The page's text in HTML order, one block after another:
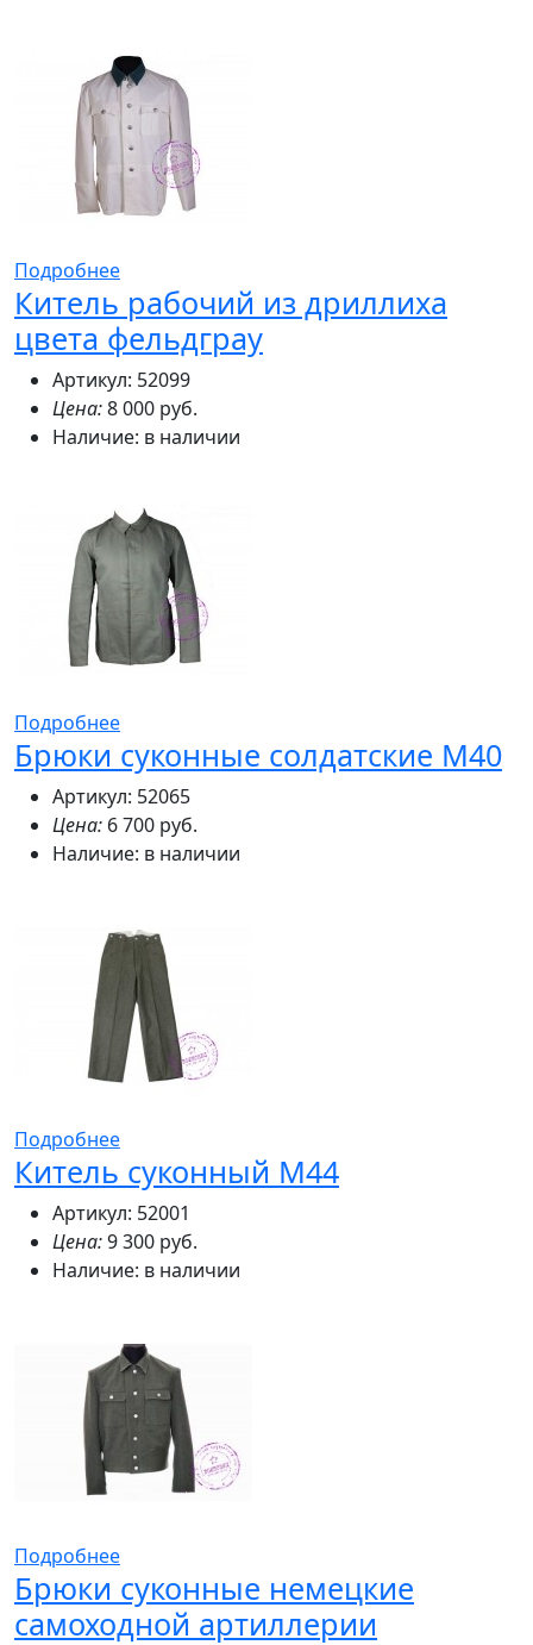
Подробнее
Китель рабочий из дриллиха
цвета фельдграу
Артикул: 52099
Цена:8 000 руб.
Наличие: в наличии
Подробнее
Брюки суконные солдатские М40
Артикул: 52065
Цена: 6 700 руб.
Наличие: в наличии
Подробнее
Китель суконный М44
Артикул: 52001
Цена:9 300 руб.
Наличие: в наличии
Подробнее
Брюки суконные немецкие
самоходной артиллерии